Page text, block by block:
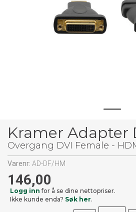
Kramer Adapter
Overgang DVI Female -
Varenr: AD-DF/HM
146,00
Logg inn for å se dine nettopriser.
Ikke kunde enda? Søk her.